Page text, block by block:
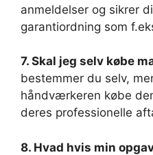
anmeldelser og sikrer
garantiordning som
7. Skal jeg selv købe
bestemmer du selv,
håndværkeren købe
deres professionelle
8. Hvad hvis min